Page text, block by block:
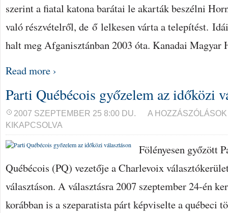
szerint a fiatal katona barátai le akarták beszélni
való részvételről, de ő lelkesen várta a telepítést.
halt meg Afganisztánban 2003 óta. Kanadai Magyar
Read more ›
Parti Québécois győzelem az időközi
2007 SZEPTEMBER 25 8:00 DU.
PARTI
AZ
VÁLASZTÁSON
BEJEGYZÉSHEZ
A
KIKAPCSOLVA
Fölényesen győzött
Québécois (PQ) vezetője a Charlevoix
választáson. A választásra 2007 szeptember 24-én
korábban is a szeparatista párt képviselte a québeci